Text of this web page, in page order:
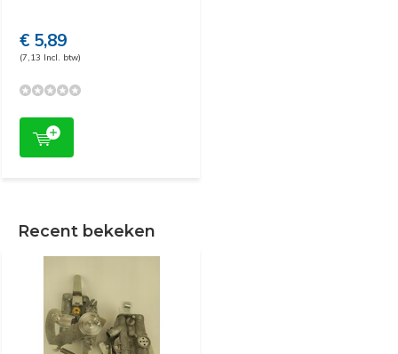
€ 5,89
(7,13 Incl. btw)
Recent bekeken